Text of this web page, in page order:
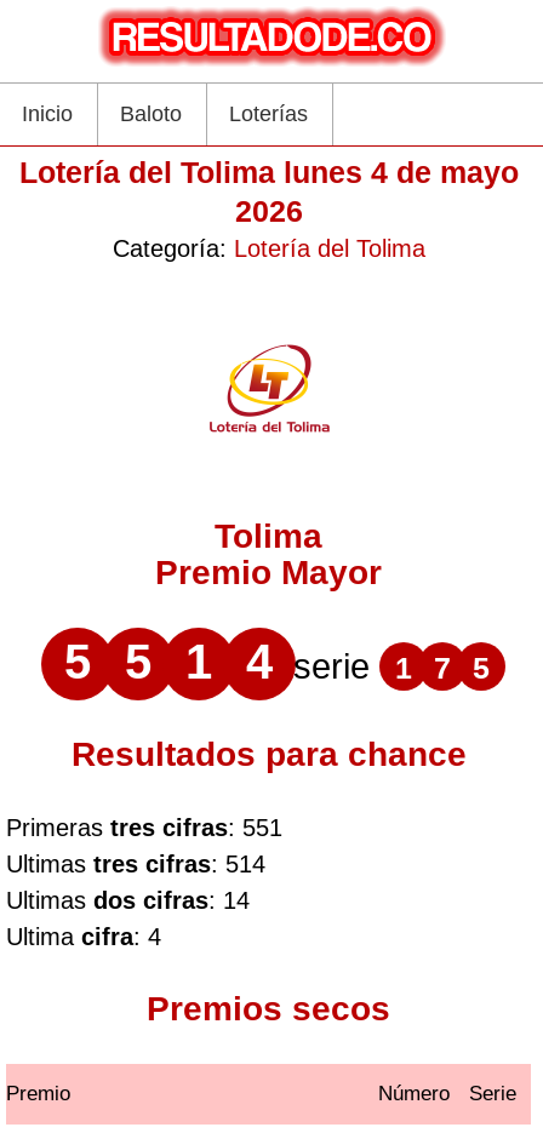
Inicio Baloto Loterías
Lotería del Tolima lunes 4 de mayo
2026
Categoría: Lotería del Tolima
Tolima
Premio Mayor
5 5 1 4 serie 1 7 5
Resultados para chance
Primeras tres cifras: 551
Ultimas tres cifras: 514
Ultimas dos cifras: 14
Ultima cifra: 4
Premios secos
Premio Número Serie